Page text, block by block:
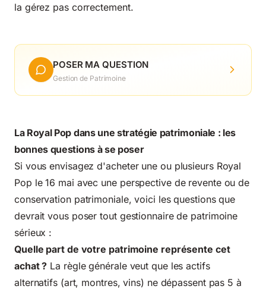
la gérez pas correctement.
POSER MA QUESTION
Gestion de Patrimoine
La Royal Pop dans une stratégie patrimoniale : les
bonnes questions à se poser
Si vous envisagez d'acheter une ou plusieurs Royal
Pop le 16 mai avec une perspective de revente ou de
conservation patrimoniale, voici les questions que
devrait vous poser tout gestionnaire de patrimoine
sérieux :
Quelle part de votre patrimoine représente cet
achat ? La règle générale veut que les actifs
alternatifs (art, montres, vins) ne dépassent pas 5 à